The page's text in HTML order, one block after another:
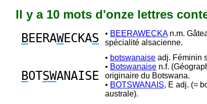
Il y a 10 mots d'onze lettres
BEERAWECKAS • BEERAWECKAn.m.
spécialité alsacienne.
BOTSWANAISE
• botswanaise adj. Féminin
• Botswanaise n.f.
originaire du Botswana.
• BOTSWANAIS, E adj. (=
australe).